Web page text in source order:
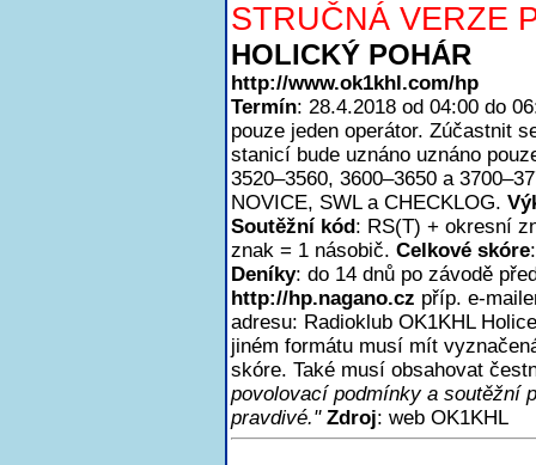
STRUČNÁ VERZE
HOLICKÝ POHÁR
http://www.ok1khl.com/hp
Termín: 28.4.2018 od 04:00 do
pouze jeden operátor. Zúčastnit
stanicí bude uznáno uznáno
3520–3560, 3600–3650 a
NOVICE, SWL a CHECKLOG.
Soutěžní kód: RS(T) + okresní
znak = 1 násobič. Celkové skóre
Deníky: do 14 dnů po závodě
http://hp.nagano.cz příp. e-
adresu: Radioklub OK1KHL
jiném formátu musí mít
skóre. Také musí obsahovat
povolovací podmínky a soutěžní
pravdivé." Zdroj: web OK1KHL